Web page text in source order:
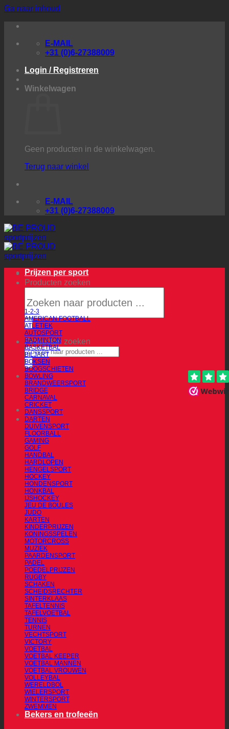
Ga naar inhoud
E-MAIL
+31 (0)6-27388009
Login / Registreren
Winkelwagen
Geen producten in de winkelwagen.
Terug naar winkel
E-MAIL
+31 (0)6-27388009
Producten zoeken
Producten zoeken
Prijzen per sport
1-2-3
AMERICAN FOOTBALL
ATLETIEK
AUTOSPORT
BADMINTON
BASKETBAL
BILJART
BOKSEN
BOOGSCHIETEN
BOWLING
BRANDWEERSPORT
BRIDGE
CARNAVAL
CRICKET
DANSSPORT
DARTEN
DUIVENSPORT
FLOORBALL
GAMING
GOLF
HANDBAL
HARDLOPEN
HENGELSPORT
HOCKEY
HONDENSPORT
HONKBAL
IJSHOCKEY
JEU DE BOULES
JUDO
KARTEN
KINDERPRIJZEN
KONINGSSPELEN
MOTORCROSS
MUZIEK
PAARDENSPORT
PADEL
POEDELPRIJZEN
RUGBY
SCHAKEN
SCHEIDSRECHTER
SINTERKLAAS
TAFELTENNIS
TAFELVOETBAL
TENNIS
TURNEN
VECHTSPORT
VICTORY
VOETBAL
VOETBAL KEEPER
VOETBAL MANNEN
VOETBAL VROUWEN
VOLLEYBAL
WERELDBOL
WIELERSPORT
WINTERSPORT
ZWEMMEN
Bekers en trofeeën